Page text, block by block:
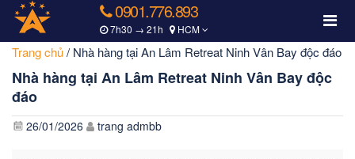
0901.776.893
7h30 → 21h HCM
Trang chủ/ Nhà hàng tại An Lâm Retreat Ninh Vân Bay độc đáo
Nhà hàng tại An Lâm Retreat Ninh Vân Bay độc
đáo
26/01/2026 trang admbb